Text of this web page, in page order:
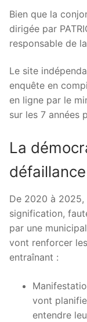
Bien que la
dirigée par
responsable de
Le site
enquête en
en ligne par le
sur les 7 années
La
défaillance
De 2020 à 2025,
signification,
par une
vont renforcer
entraînant :
vont
entendre